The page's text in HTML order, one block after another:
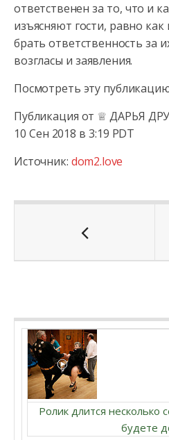
ответственен за то, что и
изъясняют гости, равно как
брать ответственность за
возгласы и заявления.
Посмотреть эту
Публикация от ♕ ДАРЬЯ
10 Сен 2018 в 3:19 PDT
Источник: dom2.love
Ролик длится несколько
будете